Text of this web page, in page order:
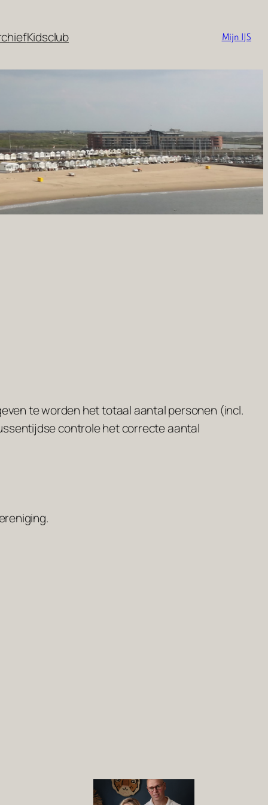
Kidsclub Mijn IJS
te worden het totaal aantal personen (incl.
controle het correcte aantal